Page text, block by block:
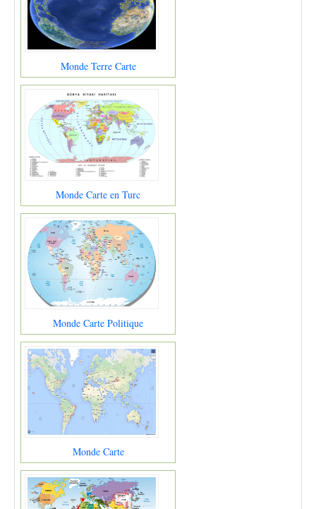
Monde Terre Carte
Monde Carte en Turc
Monde Carte Politique
Monde Carte